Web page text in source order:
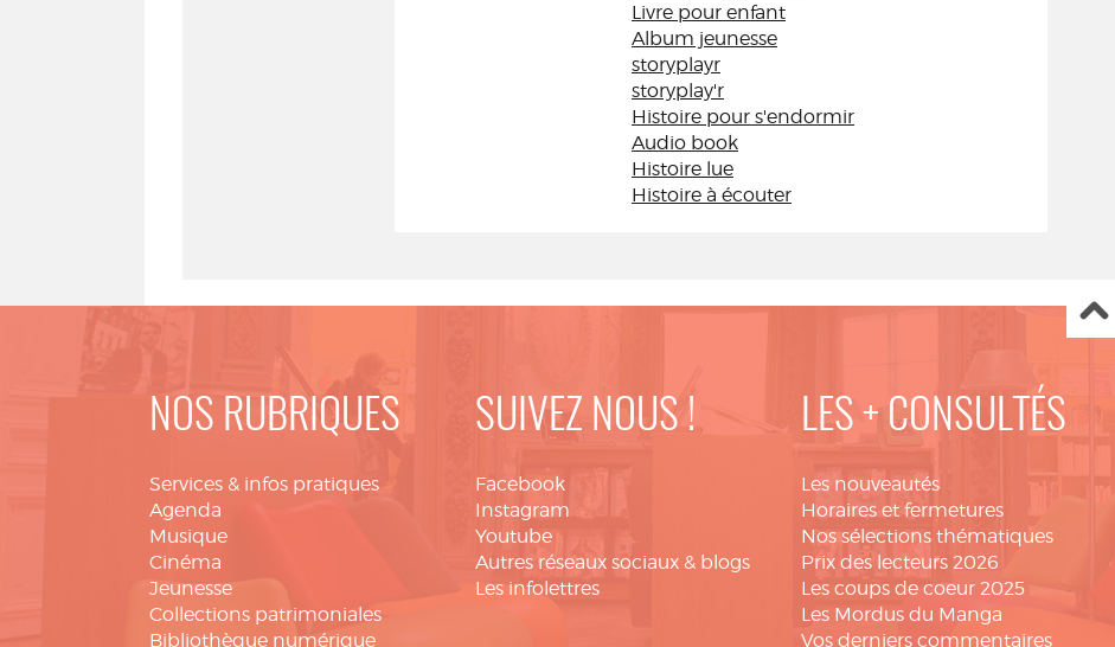
Livre pour enfant
Album jeunesse
storyplayr
storyplay'r
Histoire pour s'endormir
Audio book
Histoire lue
Histoire à écouter
NOS RUBRIQUES
Services & infos pratiques
Agenda
Musique
Cinéma
Jeunesse
Collections patrimoniales
Bibliothèque numérique
SUIVEZ NOUS !
Facebook
Instagram
Youtube
Autres réseaux sociaux & blogs
Les infolettres
LES + CONSULTÉS
Les nouveautés
Horaires et fermetures
Nos sélections thématiques
Prix des lecteurs 2026
Les coups de coeur 2025
Les Mordus du Manga
Vos derniers commentaires